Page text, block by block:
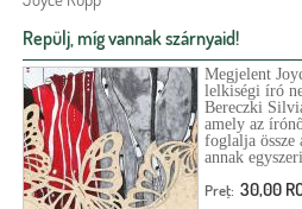
Repülj, míg vannak szárnyaid!
Megjelent
lelkiségi író
Bereczki
amely az
foglalja össze
annak
Preţ: 30,00